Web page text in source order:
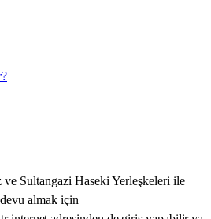
Sultangazi Haseki Yerleşkeleri ile
almak için